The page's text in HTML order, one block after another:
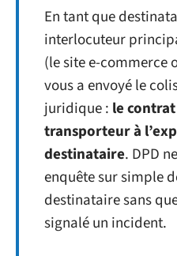
En tant que
interlocuteur
(le site e-commerce
vous a envoyé le
juridique : le
transporteur à
destinataire. DPD
enquête sur simple
destinataire sans
signalé un incident.